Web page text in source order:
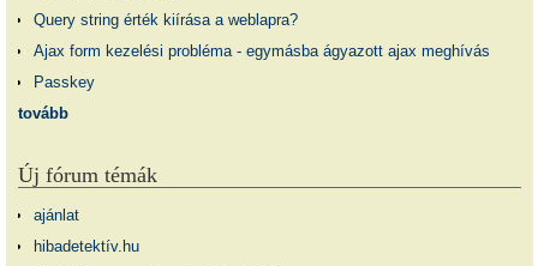
Query string érték kiírása a weblapra?
Ajax form kezelési probléma - egymásba ágyazott ajax meghívás
Passkey
tovább
Új fórum témák
ajánlat
hibadetektív.hu